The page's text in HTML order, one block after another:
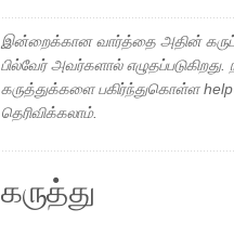
இன்றைக்கான வார்த்தை அதின்
பில்வேர் அவர்களால்
கருத்துக்களை பகிர்ந்துகொள்ள
தெரிவிக்கலாம்.
கருத்து